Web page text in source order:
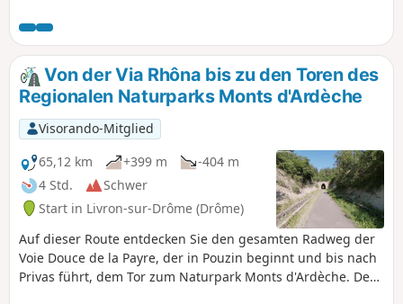
Von der Via Rhôna bis zu den Toren des
Regionalen Naturparks Monts d'Ardèche
Visorando-Mitglied
65,12 km
+399 m
-404 m
4 Std.
Schwer
Start in Livron-sur-Drôme (Drôme)
Auf dieser Route entdecken Sie den gesamten Radweg der
Voie Douce de la Payre, der in Pouzin beginnt und bis nach
Privas führt, dem Tor zum Naturpark Monts d'Ardèche. Der